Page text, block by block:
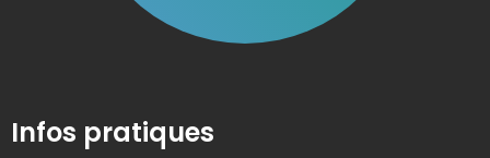
Infos pratiques